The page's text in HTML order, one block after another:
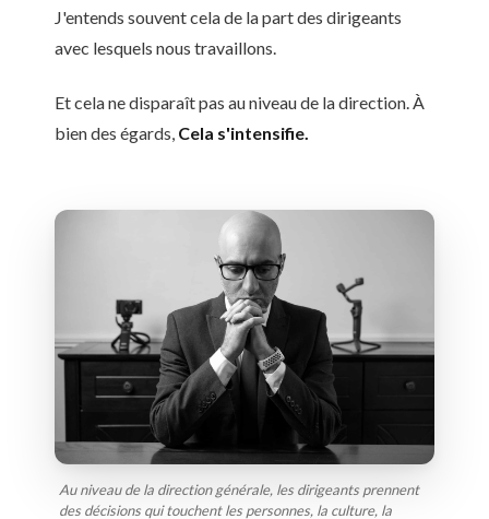
J'entends souvent cela de la part des dirigeants
avec lesquels nous travaillons.
Et cela ne disparaît pas au niveau de la direction. À
bien des égards, Cela s'intensifie.
Au niveau de la direction générale, les dirigeants prennent
des décisions qui touchent les personnes, la culture, la